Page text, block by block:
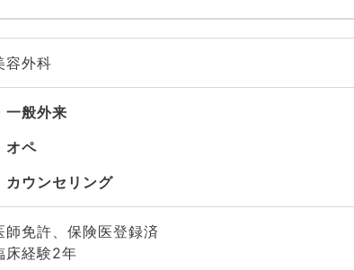
容外科
一般外来
オペ
カウンセリング
師免許、保険医登録済
床経験2年